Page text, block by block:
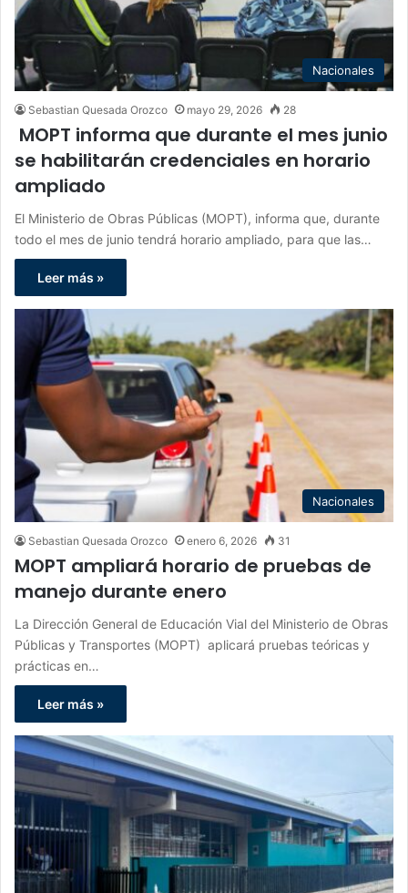
Nacionales
Sebastian Quesada Orozco mayo 29, 2026 28
MOPT informa que durante el mes junio
se habilitarán credenciales en horario
ampliado
El Ministerio de Obras Públicas (MOPT), informa que, durante
todo el mes de junio tendrá horario ampliado, para que las…
Leer más »
Nacionales
Sebastian Quesada Orozco enero 6, 2026 31
MOPT ampliará horario de pruebas de
manejo durante enero
La Dirección General de Educación Vial del Ministerio de Obras
Públicas y Transportes (MOPT) aplicará pruebas teóricas y
prácticas en…
Leer más »